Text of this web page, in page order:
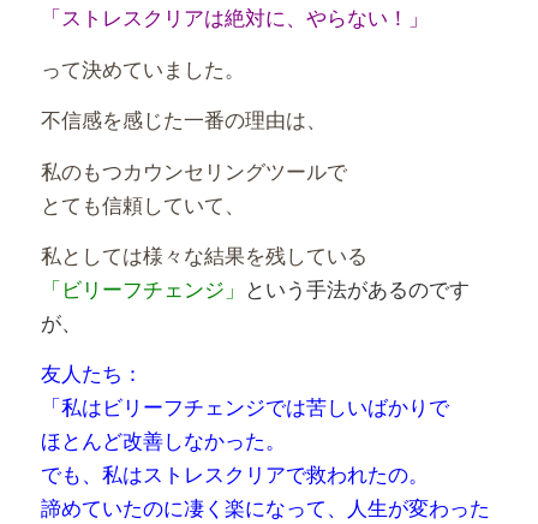
「ストレスクリアは絶対に、やらない！」
って決めていました。
不信感を感じた一番の理由は、
私のもつカウンセリングツールで
とても信頼していて、
私としては様々な結果を残している
「ビリーフチェンジ」 という手法があるのです
が、
友人たち：
「私はビリーフチェンジでは苦しいばかりで
ほとんど改善しなかった。
でも、私はストレスクリアで救われたの。
諦めていたのに凄く楽になって、人生が変わった